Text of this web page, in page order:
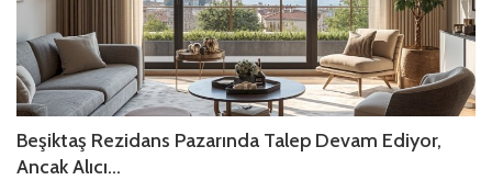
Beşiktaş Rezidans Pazarında Talep Devam Ediyor,
Ancak Alıcı...